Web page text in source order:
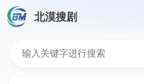
北漠搜剧
110万存银行